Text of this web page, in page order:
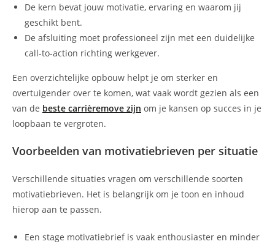
De kern bevat jouw motivatie, ervaring en waarom jij
geschikt bent.
De afsluiting moet professioneel zijn met een duidelijke
call-to-action richting werkgever.
Een overzichtelijke opbouw helpt je om sterker en
overtuigender over te komen, wat vaak wordt gezien als een
van de beste carrièremove zijn om je kansen op succes in je
loopbaan te vergroten.
Voorbeelden van motivatiebrieven per situatie
Verschillende situaties vragen om verschillende soorten
motivatiebrieven. Het is belangrijk om je toon en inhoud
hierop aan te passen.
Een stage motivatiebrief is vaak enthousiaster en minder